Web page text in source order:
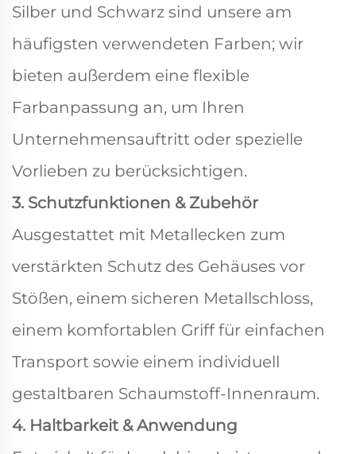
Silber und Schwarz sind unsere am
häufigsten verwendeten Farben; wir
bieten außerdem eine flexible
Farbanpassung an, um Ihren
Unternehmensauftritt oder spezielle
Vorlieben zu berücksichtigen.
3. Schutzfunktionen & Zubehör
Ausgestattet mit Metallecken zum
verstärkten Schutz des Gehäuses vor
Stößen, einem sicheren Metallschloss,
einem komfortablen Griff für einfachen
Transport sowie einem individuell
gestaltbaren Schaumstoff-Innenraum.
4. Haltbarkeit & Anwendung